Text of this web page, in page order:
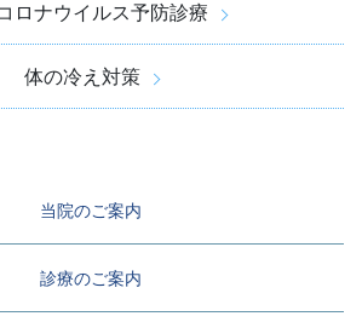
ロナウイルス予防診療
体の冷え対策
当院のご案内
診療のご案内